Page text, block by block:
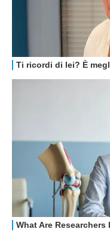
STREAMING E SERIE TV